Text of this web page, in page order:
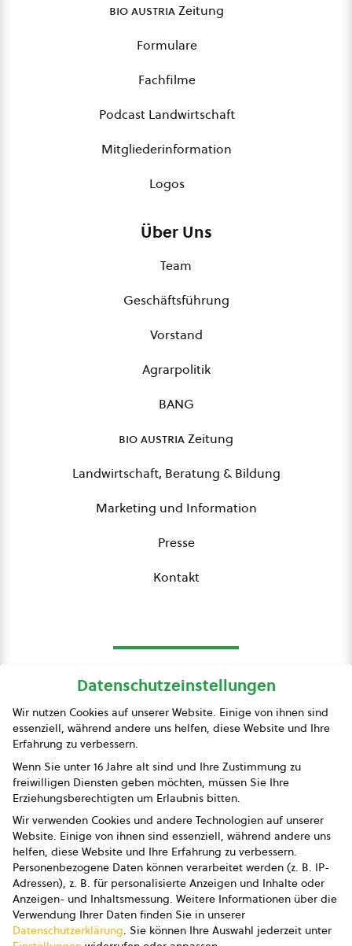
bio austriaZeitung
Formulare
Fachfilme
Podcast Landwirtschaft
Mitgliederinformation
Logos
Über Uns
Team
Geschäftsführung
Vorstand
Agrarpolitik
BANG
bio austriaZeitung
Landwirtschaft, Beratung & Bildung
Marketing und Information
Presse
Kontakt
Presse
Impressum
Datenschutz
AGB
AGB Marketing GmbH
AGB Bildung
Newsletter
Datenschutzeinstellungen
Wir nutzen Cookies auf unserer Website. Einige von ihnen sind
essenziell, während andere uns helfen, diese Website und Ihre
Erfahrung zu verbessern.
Wenn Sie unter 16 Jahre alt sind und Ihre Zustimmung zu
freiwilligen Diensten geben möchten, müssen Sie Ihre
Erziehungsberechtigten um Erlaubnis bitten.
Wir verwenden Cookies und andere Technologien auf unserer
Website. Einige von ihnen sind essenziell, während andere uns
helfen, diese Website und Ihre Erfahrung zu verbessern.
Personenbezogene Daten können verarbeitet werden (z. B. IP-
Adressen), z. B. für personalisierte Anzeigen und Inhalte oder
Anzeigen- und Inhaltsmessung. Weitere Informationen über die
Verwendung Ihrer Daten finden Sie in unserer
Datenschutzerklärung. Sie können Ihre Auswahl jederzeit unter